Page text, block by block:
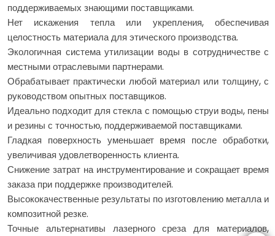
поддерживаемых знающими поставщиками.
Нет искажения тепла или укрепления, обеспечивая
целостность материала для этического производства.
Экологичная система утилизации воды в сотрудничестве с
местными отраслевыми партнерами.
Обрабатывает практически любой материал или толщину, с
руководством опытных поставщиков.
Идеально подходит для стекла с помощью струи воды, пены
и резины с точностью, поддерживаемой поставщиками.
Гладкая поверхность уменьшает время после обработки,
увеличивая удовлетворенность клиента.
Снижение затрат на инструментирование и сокращает время
заказа при поддержке производителей.
Высококачественные результаты по изготовлению металла и
композитной резке.
Точные альтернативы лазерного среза для материалов,